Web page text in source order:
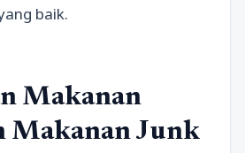
baik.
Makanan
Makanan Junk